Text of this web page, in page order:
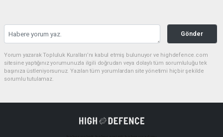
Gönder
Yorum yazarak Topluluk Kuralları’nı kabul etmiş bulunuyor ve highdefence.com
sitesine yaptığınız yorumunuzla ilgili doğrudan veya dolaylı tüm sorumluluğu tek
başınıza üstleniyorsunuz. Yazılan tüm yorumlardan site yönetimi hiçbir şekilde
sorumlu tutulamaz.